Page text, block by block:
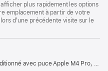
plus rapidement les options
emplacement à partir de votre
d’une précédente visite sur le
CPU 14 cœurs, GPU 20 cœurs et écran nano-texturé - Argent